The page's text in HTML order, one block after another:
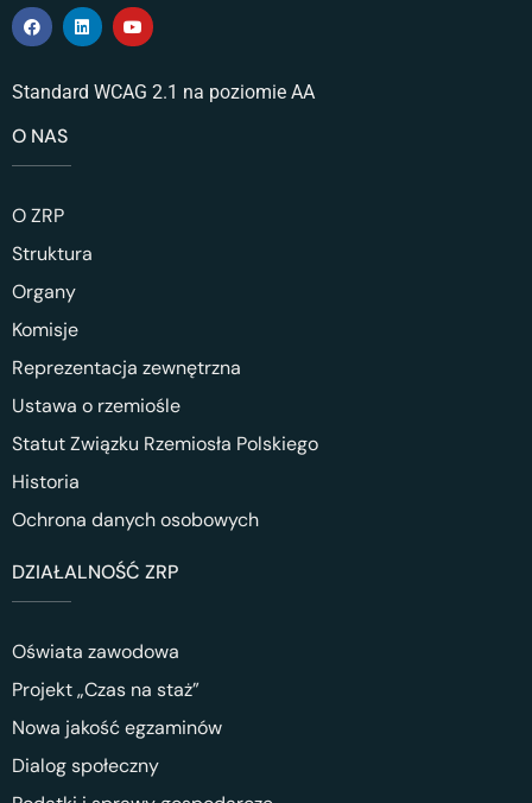
Standard WCAG 2.1 na poziomie AA
O NAS
O ZRP
Struktura
Organy
Komisje
Reprezentacja zewnętrzna
Ustawa o rzemiośle
Statut Związku Rzemiosła Polskiego
Historia
Ochrona danych osobowych
DZIAŁALNOŚĆ ZRP
Oświata zawodowa
Projekt „Czas na staż”
Nowa jakość egzaminów
Dialog społeczny